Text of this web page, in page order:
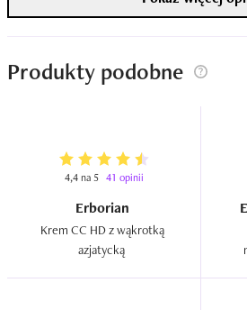
Produkty podobne
4,4 na 5 41 opinii
Erborian
Krem CC HD z wąkrotką